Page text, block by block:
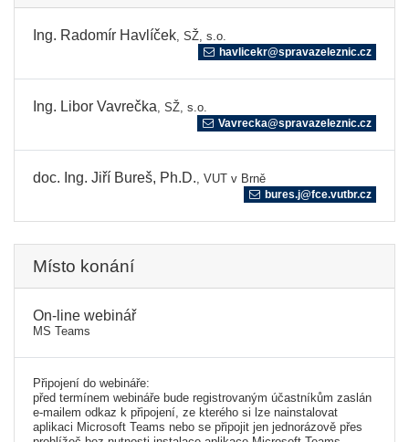
Ing. Radomír Havlíček, SŽ, s.o.
havlicekr@spravazeleznic.cz
Ing. Libor Vavrečka, SŽ, s.o.
Vavrecka@spravazeleznic.cz
doc. Ing. Jiří Bureš, Ph.D., VUT v Brně
bures.j@fce.vutbr.cz
Místo konání
On-line webinář
MS Teams
Připojení do webináře:
před termínem webináře bude registrovaným účastníkům zaslán
e-mailem odkaz k připojení, ze kterého si lze nainstalovat
aplikaci Microsoft Teams nebo se připojit jen jednorázově přes